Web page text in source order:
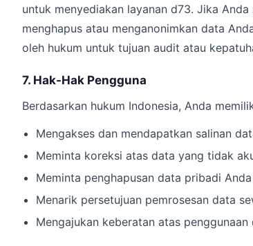
untuk menyediakan layanan d73. Jika
menghapus atau menganonimkan data
oleh hukum untuk tujuan audit atau
7. Hak-Hak Pengguna
Berdasarkan hukum Indonesia, Anda
Mengakses dan mendapatkan salinan
Meminta koreksi atas data yang tidak
Meminta penghapusan data pribadi
Menarik persetujuan pemrosesan data
Mengajukan keberatan atas